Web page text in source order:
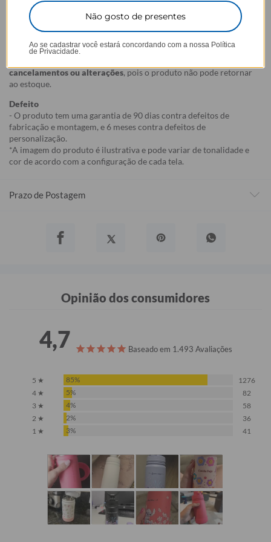
selecionada,
mesmo quando não há customização com nome
- Por isso, é super importante conferir com atenção todos os
detalhes antes de finalizar a compra, como modelo, estampa e
variações escolhidas.
cancelamentos ou alterações, pois o produto não pode retornar
ao estoque.
Defeito
- O produto tem uma garantia de 90 dias contra defeitos de
fabricação e montagem, e 6 meses contra defeitos de
personalização.
*A imagem do produto é ilustrativa e pode variar de tonalidade e
cor de acordo com a configuração de cada tela.
Prazo de Postagem
Opinião dos consumidores
4,7 Baseado em 1.493 Avaliações
5 ★ 85%
1276
4 ★
5%
82
3 ★
4%
58
2 ★
2%
36
1 ★
3% 41
Não gosto de presentes
Ao se cadastrar você estará concordando com a nossa Política
de Privacidade.